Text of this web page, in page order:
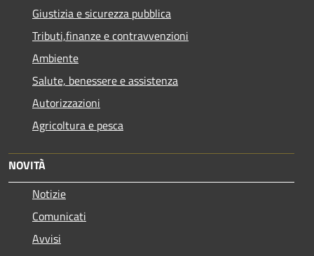
Giustizia e sicurezza pubblica
Tributi,finanze e contravvenzioni
Ambiente
Salute, benessere e assistenza
Autorizzazioni
Agricoltura e pesca
NOVITÀ
Notizie
Comunicati
Avvisi